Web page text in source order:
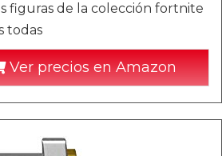
figuras de la colección fortnite
todas
Ver precios en Amazon